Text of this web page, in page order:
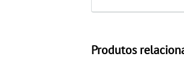
Produtos